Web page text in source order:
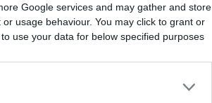
Google services and may gather and store
usage behaviour. You may click to grant or
use your data for below specified purposes
Vinos